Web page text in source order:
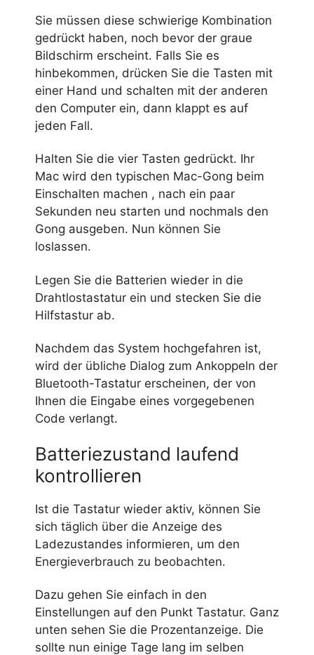
Sie müssen diese schwierige Kombination
gedrückt haben, noch bevor der graue
Bildschirm erscheint. Falls Sie es
hinbekommen, drücken Sie die Tasten mit
einer Hand und schalten mit der anderen
den Computer ein, dann klappt es auf
jeden Fall.
Halten Sie die vier Tasten gedrückt. Ihr
Mac wird den typischen Mac-Gong beim
Einschalten machen , nach ein paar
Sekunden neu starten und nochmals den
Gong ausgeben. Nun können Sie
loslassen.
Legen Sie die Batterien wieder in die
Drahtlostastatur ein und stecken Sie die
Hilfstastur ab.
Nachdem das System hochgefahren ist,
wird der übliche Dialog zum Ankoppeln der
Bluetooth-Tastatur erscheinen, der von
Ihnen die Eingabe eines vorgegebenen
Code verlangt.
Batteriezustand laufend
kontrollieren
Ist die Tastatur wieder aktiv, können Sie
sich täglich über die Anzeige des
Ladezustandes informieren, um den
Energieverbrauch zu beobachten.
Dazu gehen Sie einfach in den
Einstellungen auf den Punkt Tastatur. Ganz
unten sehen Sie die Prozentanzeige. Die
sollte nun einige Tage lang im selben